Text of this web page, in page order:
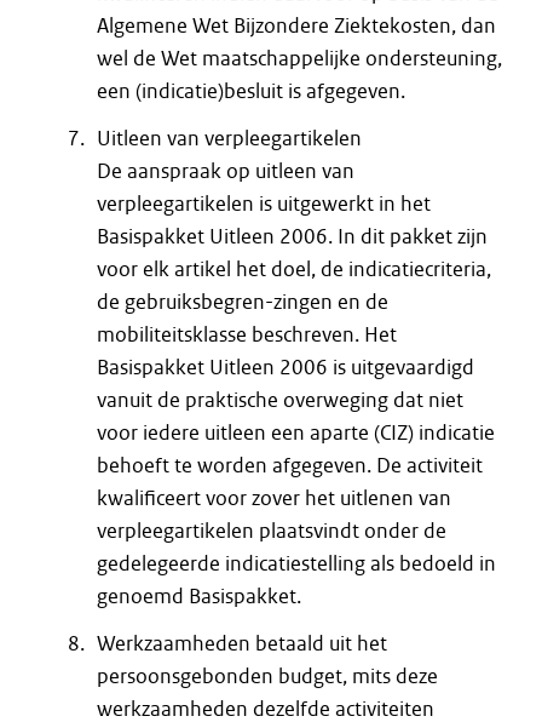
Algemene Wet Bijzondere Ziektekosten, dan
wel de Wet maatschappelijke ondersteuning,
een (indicatie)besluit is afgegeven.
Uitleen van verpleegartikelen
De aanspraak op uitleen van
verpleegartikelen is uitgewerkt in het
Basispakket Uitleen 2006. In dit pakket zijn
voor elk artikel het doel, de indicatiecriteria,
de gebruiksbegren-zingen en de
mobiliteitsklasse beschreven. Het
Basispakket Uitleen 2006 is uitgevaardigd
vanuit de praktische overweging dat niet
voor iedere uitleen een aparte (CIZ) indicatie
behoeft te worden afgegeven. De activiteit
kwalificeert voor zover het uitlenen van
verpleegartikelen plaatsvindt onder de
gedelegeerde indicatiestelling als bedoeld in
genoemd Basispakket.
Werkzaamheden betaald uit het
persoonsgebonden budget, mits deze
werkzaamheden dezelfde activiteiten